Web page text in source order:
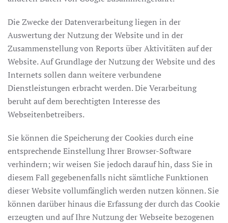
Die Zwecke der Datenverarbeitung liegen in der
Auswertung der Nutzung der Website und in der
Zusammenstellung von Reports über Aktivitäten auf der
Website. Auf Grundlage der Nutzung der Website und des
Internets sollen dann weitere verbundene
Dienstleistungen erbracht werden. Die Verarbeitung
beruht auf dem berechtigten Interesse des
Webseitenbetreibers.
Sie können die Speicherung der Cookies durch eine
entsprechende Einstellung Ihrer Browser-Software
verhindern; wir weisen Sie jedoch darauf hin, dass Sie in
diesem Fall gegebenenfalls nicht sämtliche Funktionen
dieser Website vollumfänglich werden nutzen können. Sie
können darüber hinaus die Erfassung der durch das Cookie
erzeugten und auf Ihre Nutzung der Webseite bezogenen